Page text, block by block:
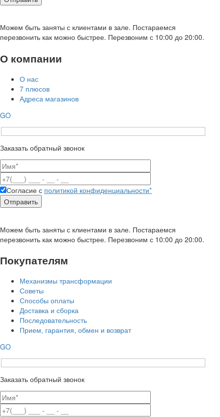
Можем быть заняты с клиентами в зале. Постараемся
перезвонить как можно быстрее. Перезвоним с 10:00 до 20:00.
О компании
О нас
7 плюсов
Адреса магазинов
GO
Заказать обратный звонок
Согласие с политикой конфиденциальности*
Можем быть заняты с клиентами в зале. Постараемся
перезвонить как можно быстрее. Перезвоним с 10:00 до 20:00.
Покупателям
Механизмы трансформации
Советы
Способы оплаты
Доставка и сборка
Последовательность
Прием, гарантия, обмен и возврат
GO
Заказать обратный звонок